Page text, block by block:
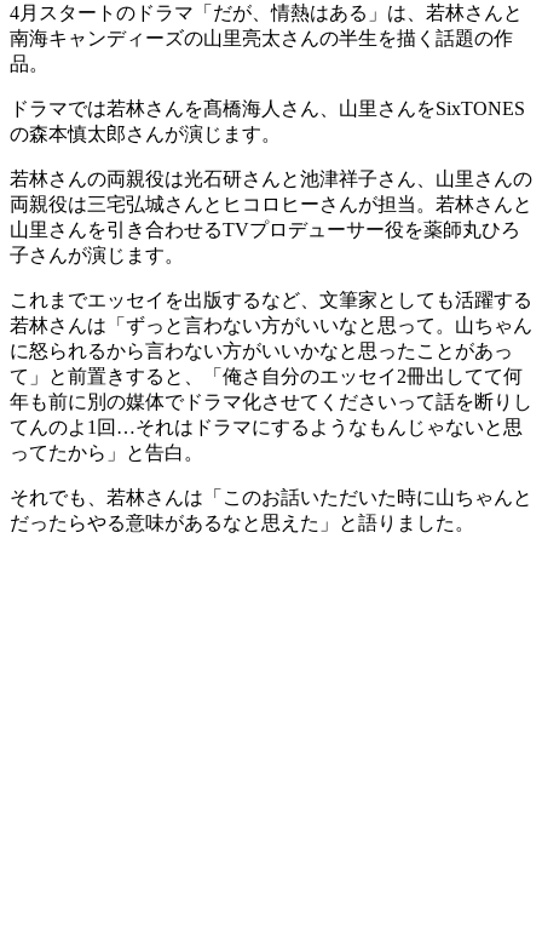
4月スタートのドラマ「だが、情熱はある」は、若林さんと
南海キャンディーズの山里亮太さんの半生を描く話題の作
品。
ドラマでは若林さんを髙橋海人さん、山里さんをSixTONES
の森本慎太郎さんが演じます。
若林さんの両親役は光石研さんと池津祥子さん、山里さんの
両親役は三宅弘城さんとヒコロヒーさんが担当。若林さんと
山里さんを引き合わせるTVプロデューサー役を薬師丸ひろ
子さんが演じます。
これまでエッセイを出版するなど、文筆家としても活躍する
若林さんは「ずっと言わない方がいいなと思って。山ちゃん
に怒られるから言わない方がいいかなと思ったことがあっ
て」と前置きすると、「俺さ自分のエッセイ2冊出してて何
年も前に別の媒体でドラマ化させてくださいって話を断りし
てんのよ1回…それはドラマにするようなもんじゃないと思
ってたから」と告白。
それでも、若林さんは「このお話いただいた時に山ちゃんと
だったらやる意味があるなと思えた」と語りました。